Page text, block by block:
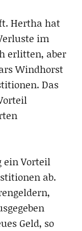
Hertha hat
im
erlitten, aber
Windhorst
Das
ein Vorteil
ab.
Geld, so